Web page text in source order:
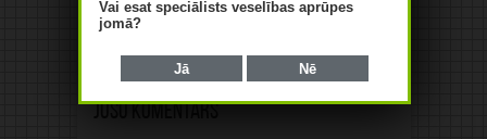
tuberkulozes ārstēšanā
Jūsu komentārs
Vai esat speciālists veselības aprūpes
jomā?
Jā Nē